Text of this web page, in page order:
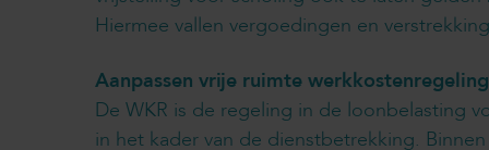
Hiermee vallen vergoedingen en
Aanpassen vrije ruimte
De WKR is de regeling in de loonbelasting
in het kader van de dienstbetrekking.